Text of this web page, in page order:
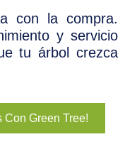
con la compra.
y servicio
tu árbol crezca
Con Green Tree!